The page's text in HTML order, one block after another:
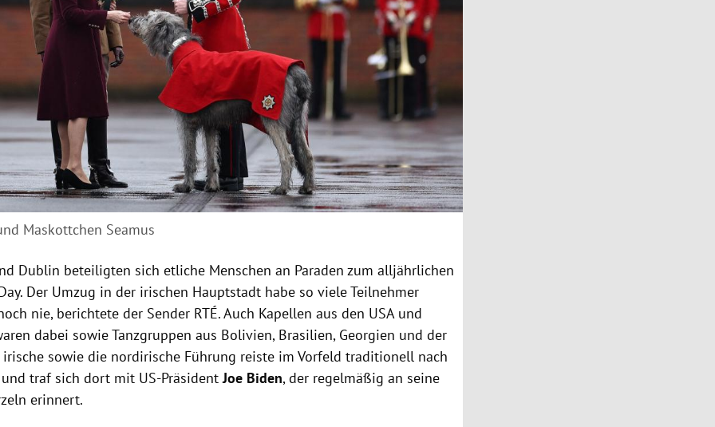
Maskottchen Seamus
Dublin beteiligten sich etliche Menschen an Paraden zum alljährlichen
Der Umzug in der irischen Hauptstadt habe so viele Teilnehmer
nie, berichtete der Sender RTÉ. Auch Kapellen aus den USA und
dabei sowie Tanzgruppen aus Bolivien, Brasilien, Georgien und der
irische sowie die nordirische Führung reiste im Vorfeld traditionell nach
traf sich dort mit US-PräsidentJoe Biden, der regelmäßig an seine
erinnert.